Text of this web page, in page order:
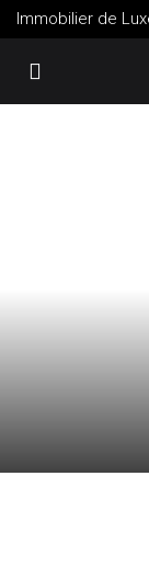
Immobilier de